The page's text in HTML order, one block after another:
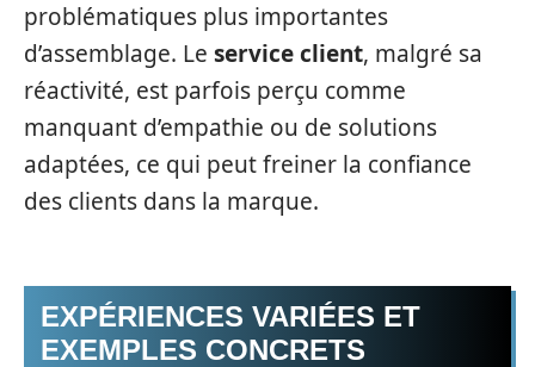
problématiques plus importantes
d’assemblage. Le service client, malgré sa
réactivité, est parfois perçu comme
manquant d’empathie ou de solutions
adaptées, ce qui peut freiner la confiance
des clients dans la marque.
EXPÉRIENCES VARIÉES ET
EXEMPLES CONCRETS